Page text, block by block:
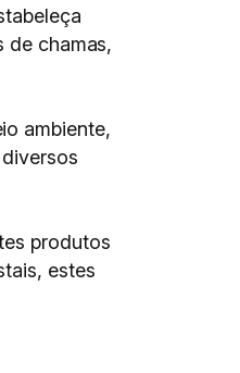
de chamas,
ambiente,
produtos
estes